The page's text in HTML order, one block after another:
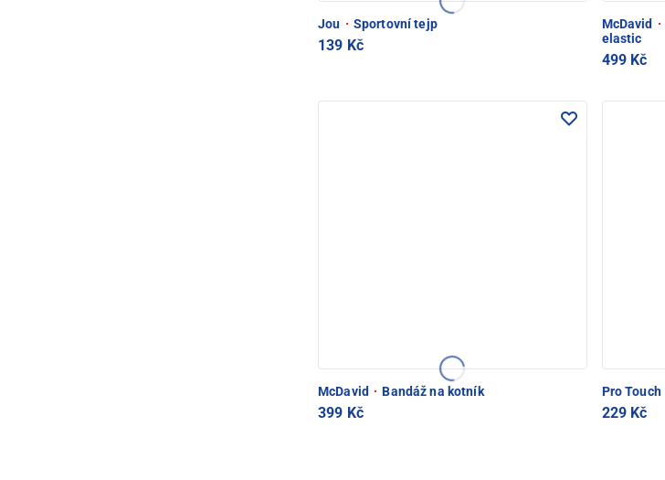
Jou · Sportovní tejp
139 Kč
McDavid ·
elastic
499 Kč
McDavid · Bandáž na kotník
399 Kč
Pro Touch
229 Kč